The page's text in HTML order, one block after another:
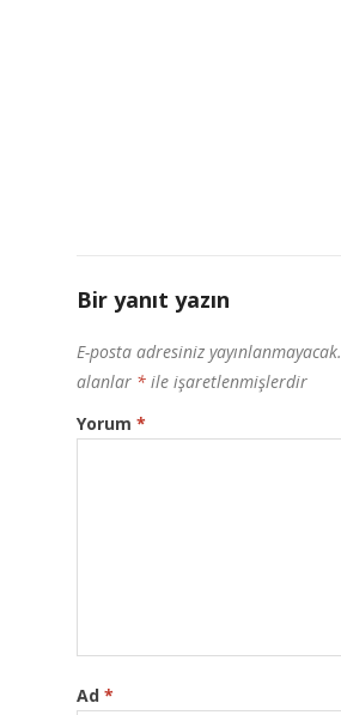
Bir yanıt yazın
E-posta adresiniz yayınlanmayacak.
alanlar * ile işaretlenmişlerdir
Yorum *
Ad *